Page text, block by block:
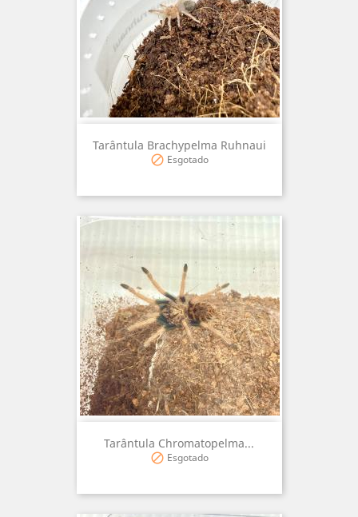
Tarântula Brachypelma Ruhnaui
 Esgotado
Tarântula Chromatopelma...
 Esgotado